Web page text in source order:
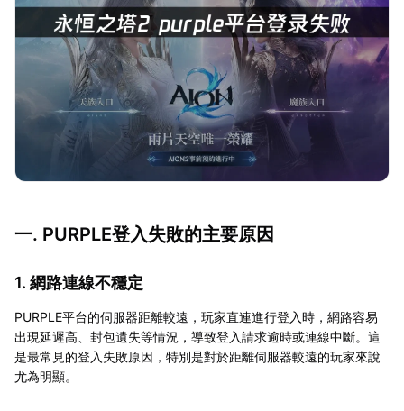
一. PURPLE登入失敗的主要原因
1. 網路連線不穩定
PURPLE平台的伺服器距離較遠，玩家直連進行登入時，網路容易
出現延遲高、封包遺失等情況，導致登入請求逾時或連線中斷。這
是最常見的登入失敗原因，特別是對於距離伺服器較遠的玩家來說
尤為明顯。